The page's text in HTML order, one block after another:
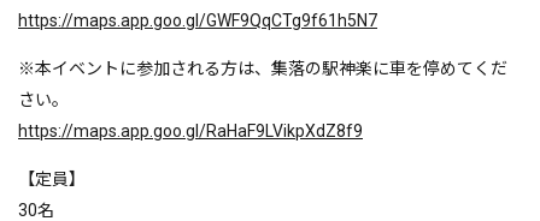
https://maps.app.goo.gl/GWF9QqCTg9f61h5N7
※本イベントに参加される方は、集落の駅神楽に車を停めてくだ
さい。
https://maps.app.goo.gl/RaHaF9LVikpXdZ8f9
【定員】
30名